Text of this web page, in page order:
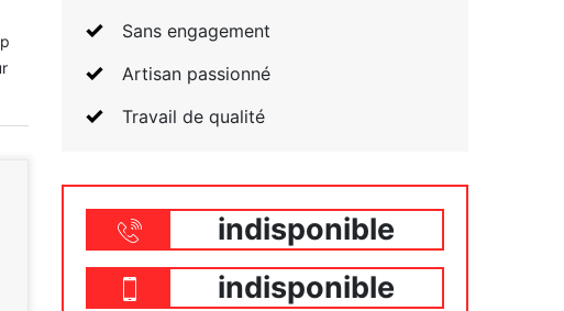
Sans engagement
Artisan passionné
Travail de qualité
indisponible
indisponible